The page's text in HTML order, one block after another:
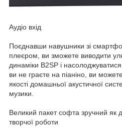
Аудіо вхід
Поєднавши навушники зі
плеєром, ви зможете виводити
динаміки B2SP і
ви не граєте на піаніно, ви
якості домашньої акустичної
музики.
Великий пакет софта зручний як
творчої роботи